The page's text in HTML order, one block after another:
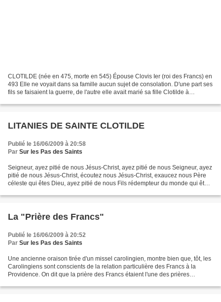
CLOTILDE (née en 475, morte en 545) Épouse Clovis Ier (roi des Francs) en
493 Elle ne voyait dans sa famille aucun sujet de consolation. D'une part ses
fils se faisaient la guerre, de l'autre elle avait marié sa fille Clotilde à
LITANIES DE SAINTE CLOTILDE
Publié le 16/06/2009 à 20:58
Par Sur les Pas des Saints
Seigneur, ayez pitié de nous Jésus-Christ, ayez pitié de nous Seigneur, ayez
pitié de nous Jésus-Christ, écoutez nous Jésus-Christ, exaucez nous Père
céleste qui êtes Dieu, ayez pitié de nous Fils rédempteur du monde qui êtes
La "Prière des Francs"
Publié le 16/06/2009 à 20:52
Par Sur les Pas des Saints
Une ancienne oraison tirée d'un missel carolingien, montre bien que, tôt, les
Carolingiens sont conscients de la relation particulière des Francs à la
Providence. On dit que la prière des Francs étaient l'une des prières